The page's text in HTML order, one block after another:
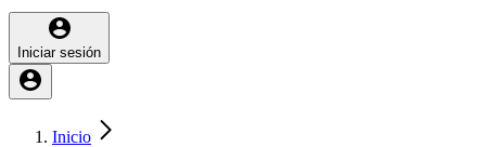
Iniciar sesión
Inicio